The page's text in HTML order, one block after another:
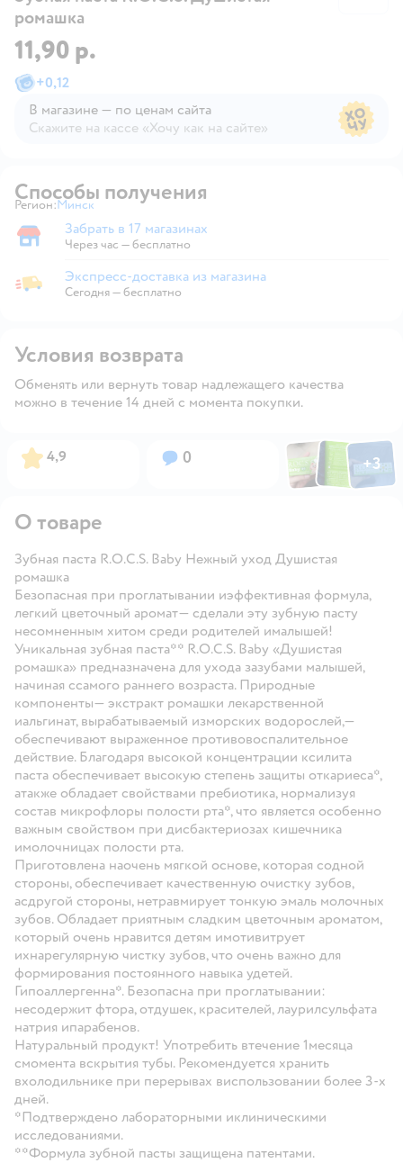
ромашка
11,90 р.
+0,12
В магазине — по ценам сайта
Скажите на кассе «Хочу как на сайте»
Способы получения
Регион: Выбор адреса доставки.
Минск
Забрать в магазине
Забрать в 17 магазинах
Через час — бесплатно
Экспресс-доставка из магазина
Экспресс-доставка из магазина
Сегодня—бесплатно
Условия возврата
Обменять или вернуть товар надлежащего качества
можно в течение 14 дней с момента покупки.
Рейтинг:
4,9 Вопросов:
0 ФотоФотоФото
+3
Открыть
О товаре
Зубная паста R.O.C.S. Baby Нежный уход Душистая
ромашка
Безопасная при проглатывании иэффективная формула,
легкий цветочный аромат— сделали эту зубную пасту
несомненным хитом среди родителей ималышей!
Уникальная зубная паста** R.O.C.S. Baby «Душистая
ромашка» предназначена для ухода зазубами малышей,
начиная ссамого раннего возраста. Природные
компоненты— экстракт ромашки лекарственной
иальгинат, вырабатываемый изморских водорослей,—
обеспечивают выраженное противовоспалительное
действие. Благодаря высокой концентрации ксилита
паста обеспечивает высокую степень защиты откариеса*,
атакже обладает свойствами пребиотика, нормализуя
состав микрофлоры полости рта*, что является особенно
важным свойством при дисбактериозах кишечника
имолочницах полости рта.
Приготовлена наочень мягкой основе, которая содной
стороны, обеспечивает качественную очистку зубов,
асдругой стороны, нетравмирует тонкую эмаль молочных
зубов. Обладает приятным сладким цветочным ароматом,
который очень нравится детям имотивитрует
ихнарегулярную чистку зубов, что очень важно для
формирования постоянного навыка удетей.
Гипоаллергенна*. Безопасна при проглатывании:
несодержит фтора, отдушек, красителей, лаурилсульфата
натрия ипарабенов.
Натуральный продукт! Употребить втечение 1месяца
смомента вскрытия тубы. Рекомендуется хранить
вхолодильнике при перерывах виспользовании более 3-х
дней.
*Подтверждено лабораторными иклиническими
исследованиями.
**Формула зубной пасты защищена патентами.